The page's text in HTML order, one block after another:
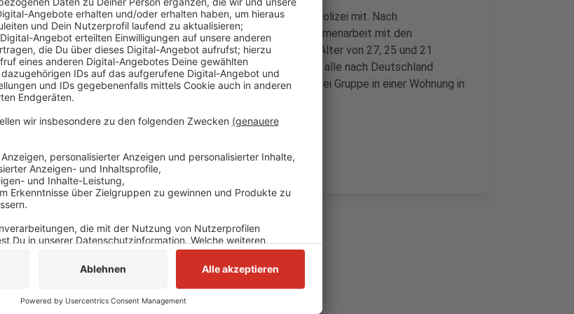
Jetzt sind weitere Tatverdächtige identifiziert worden, teilt die Polizei mit. Nach
umfangreichen Ermittlungen sei es der Mordkommission in Zusammenarbeit mit den
Ermittlungsbehörden in den Niederlanden gelungen, drei Syrer im Alter von 27, 25 und 21
Jahren in den Niederlanden festzunehmen. Sie wurden inzwischen alle nach Deutschland
überstellt. Es wurden Haftbefehle erlassen. Mitte März waren zwei Gruppe in einer Wohnung in
Essen aneinandergeraten.